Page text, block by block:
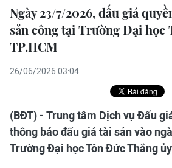
Ngày 23/7/2026, đấu giá
sản công tại Trường Đại học
TP.HCM
26/06/2026 03:04
(BĐT) - Trung tâm Dịch vụ Đấu
thông báo đấu giá tài sản vào
Trường Đại học Tôn Đức Thắng